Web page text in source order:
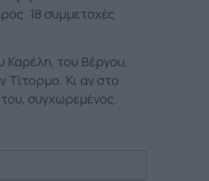
18 συμμετοχές
Καρέλη, του Βέργου,
Τίτορμο. Κι αν στο
συγχωρεμένος.